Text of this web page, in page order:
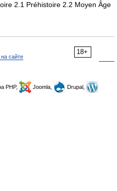
2.1 Préhistoire 2.2 Moyen Âge
18+
сайте
PHP, Joomla,
Drupal,